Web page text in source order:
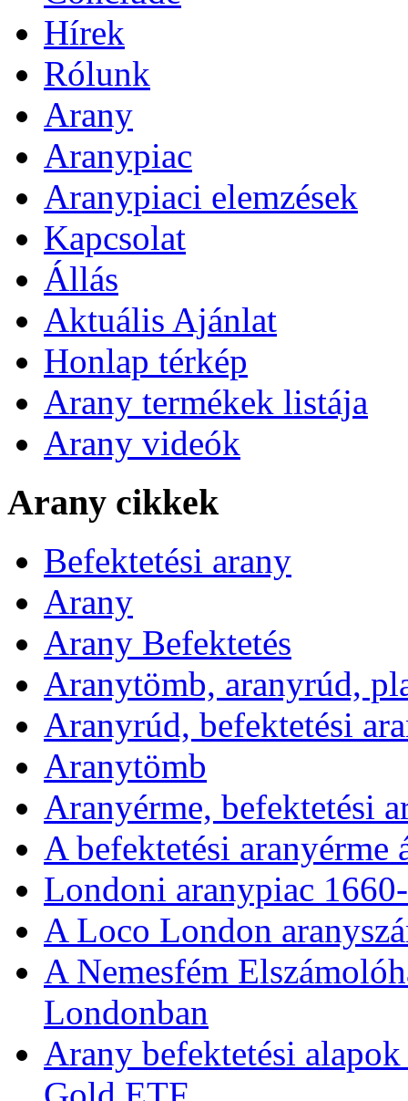
Hírek
Rólunk
Arany
Aranypiac
Aranypiaci elemzések
Kapcsolat
Állás
Aktuális Ajánlat
Honlap térkép
Arany termékek listája
Arany videók
Arany cikkek
Befektetési arany
Arany
Arany Befektetés
Aranytömb, aranyrúd,
Aranyrúd, befektetési
Aranytömb
Aranyérme, befektetési
A befektetési
Londoni aranypiac
A Loco London
A Nemesfém
Londonban
Arany befektetési